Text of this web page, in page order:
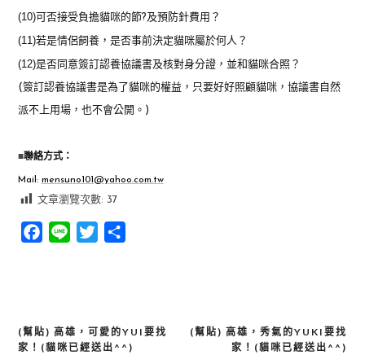
(10)可否接受負擔貓咪的節?及預防針費用？
(11)若是情侶飼養，是否事前決定貓咪屬於何人？
(12)是否同意簽訂認養協議書及核對身分證，並和貓咪合照？
(簽訂認養協議書是為了貓咪的權益，只要好好照顧貓咪，協議書自然
派不上用場，也不會公開。)
■聯絡方式：
Mail: mensuno101@yahoo.com.tw
文章瀏覽次數: 37
Facebook
Line Twitter
文
(幫貼) 高雄，秀氣的YUKI要找
家！(貓咪已經送出^^)
(幫貼) 高雄，可愛的YUI要找
家！(貓咪已經送出^^)